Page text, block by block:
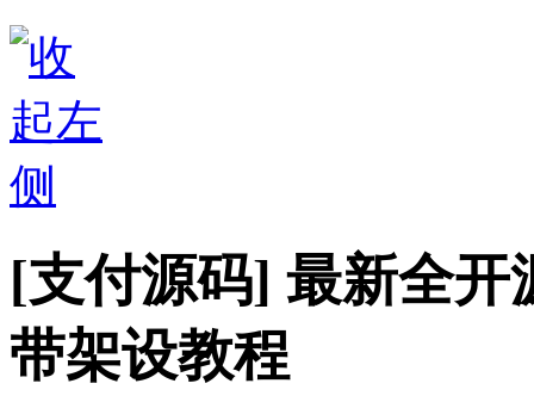
[支付源码] 最新全开
带架设教程